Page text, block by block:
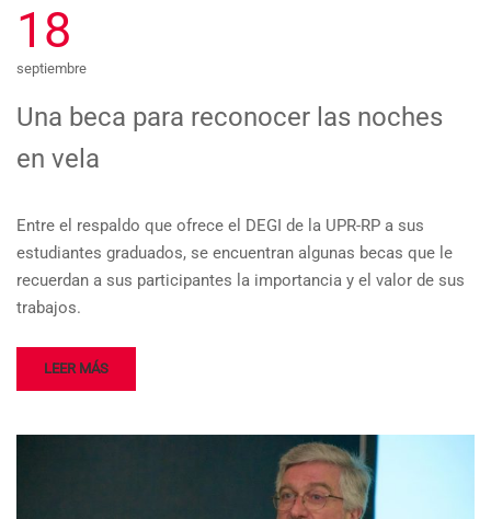
18
septiembre
Una beca para reconocer las noches
en vela
Entre el respaldo que ofrece el DEGI de la UPR-RP a sus
estudiantes graduados, se encuentran algunas becas que le
recuerdan a sus participantes la importancia y el valor de sus
trabajos.
LEER MÁS